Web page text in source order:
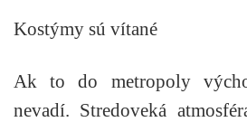
Kostýmy sú vítané
Ak to do metropoly
nevadí. Stredoveká